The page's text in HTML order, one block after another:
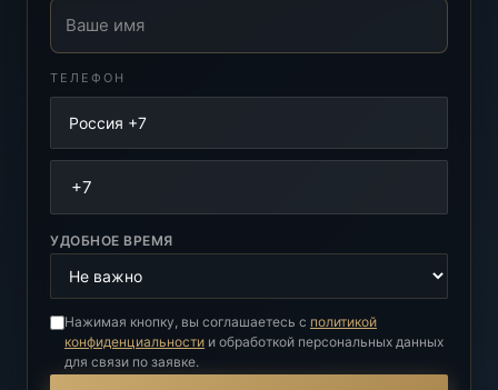
Ваше имя
ТЕЛЕФОН
УДОБНОЕ ВРЕМЯ
Нажимая кнопку, вы соглашаетесь с политикой
конфиденциальности и обработкой персональных данных
для связи по заявке.